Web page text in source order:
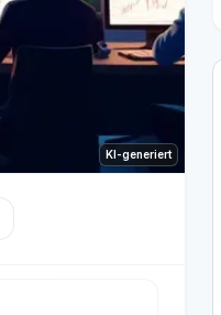
KI-generiert